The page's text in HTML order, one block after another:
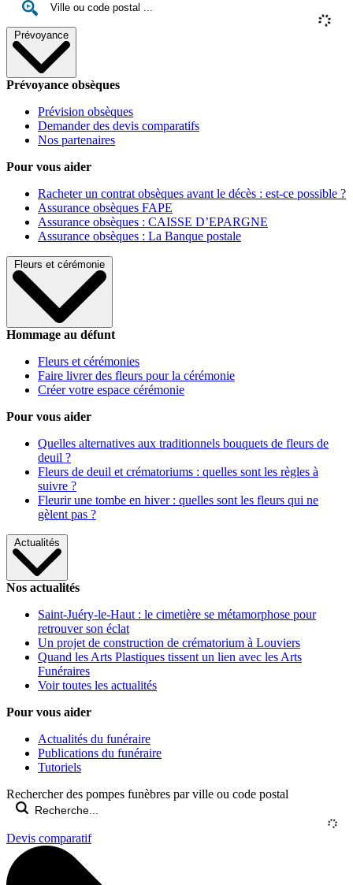
Prévoyance
Prévoyance obsèques
Prévision obsèques
Demander des devis comparatifs
Nos partenaires
Pour vous aider
Racheter un contrat obsèques avant le décès : est-ce possible ?
Assurance obsèques FAPE
Assurance obsèques : CAISSE D’EPARGNE
Assurance obsèques : La Banque postale
Fleurs et cérémonie
Hommage au défunt
Fleurs et cérémonies
Faire livrer des fleurs pour la cérémonie
Créer votre espace cérémonie
Pour vous aider
Quelles alternatives aux traditionnels bouquets de fleurs de
deuil ?
Fleurs de deuil et crématoriums : quelles sont les règles à
suivre ?
Fleurir une tombe en hiver : quelles sont les fleurs qui ne
gèlent pas ?
Actualités
Nos actualités
Saint-Juéry-le-Haut : le cimetière se métamorphose pour
retrouver son éclat
Un projet de construction de crématorium à Louviers
Quand les Arts Plastiques tissent un lien avec les Arts
Funéraires
Voir toutes les actualités
Pour vous aider
Actualités du funéraire
Publications du funéraire
Tutoriels
Rechercher des pompes funèbres par ville ou code postal
Devis comparatif